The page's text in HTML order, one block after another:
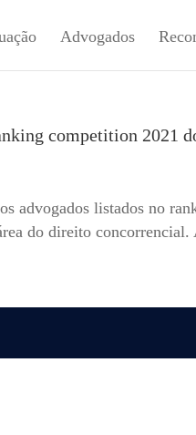
Advogados
competition 2021
advogados listados no
do direito concorrencial.